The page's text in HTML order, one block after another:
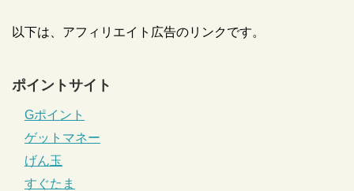
以下は、アフィリエイト広告のリンクです。
ポイントサイト
Gポイント
ゲットマネー
げん玉
すぐたま